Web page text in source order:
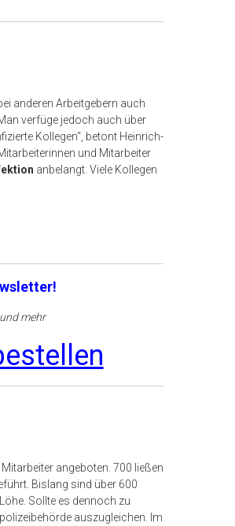
anderen Arbeitgebern auch
Man verfüge jedoch auch über
Kollegen“, betont Heinrich-
und Mitarbeiter
anbelangt. Viele Kollegen
mehr
angeboten. 700 ließen
Bislang sind über 600
Sollte es dennoch zu
auszugleichen. Im